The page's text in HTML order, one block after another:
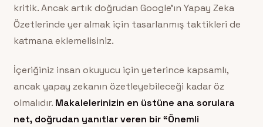
kritik. Ancak artık doğrudan Google’ın Yapay Zeka
Özetlerinde yer almak için tasarlanmış taktikleri de
katmana eklemelisiniz.
İçeriğiniz insan okuyucu için yeterince kapsamlı,
ancak yapay zekanın özetleyebileceği kadar öz
olmalıdır. Makalelerinizin en üstüne ana sorulara
net, doğrudan yanıtlar veren bir “Önemli